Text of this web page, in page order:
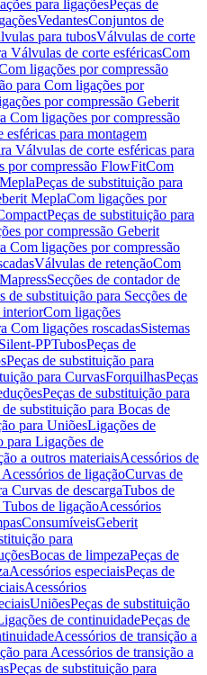
para ligaçõesPeças de
VedantesConjuntos de
para tubosVálvulas de corte
Válvulas de corte esféricasCom
ligações por compressão
para Com ligações por
por compressão Geberit
Com ligações por compressão
esféricas para montagem
Válvulas de corte esféricas para
por compressão FlowFitCom
Peças de substituição para
MeplaCom ligações por
Peças de substituição para
por compressão Geberit
Com ligações por compressão
Válvulas de retençãoCom
Secções de contador de
de substituição para Secções de
interiorCom ligações
Com ligações roscadasSistemas
PPTubosPeças de
Peças de substituição para
para CurvasForquilhasPeças
Peças de substituição para
de substituição para Bocas de
para UniõesLigações de
para Ligações de
a outros materiaisAcessórios de
de ligaçãoCurvas de
Curvas de descargaTubos de
de ligaçãoAcessórios
ConsumíveisGeberit
para
Bocas de limpezaPeças de
Acessórios especiaisPeças de
Acessórios
UniõesPeças de substituição
de continuidadePeças de
Acessórios de transição a
para Acessórios de transição a
Peças de substituição para